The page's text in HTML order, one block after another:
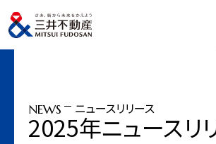
トップページ ニュースリリース
「三井不動産ロジスティクスパーク」2025年度開発計画
NEWS ニュースリリース
2025年ニュースリ